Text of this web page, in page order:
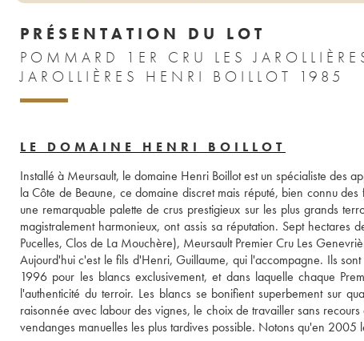
PRÉSENTATION DU LOT
POMMARD 1ER CRU LES
JAROLLIÈRES HENRI BOILLOT 1985
LE DOMAINE HENRI BOILLOT
Installé à Meursault, le domaine Henri Boillot est un spécialiste des
la Côte de Beaune, ce domaine discret mais réputé, bien connu
une remarquable palette de crus prestigieux sur les plus grands
magistralement harmonieux, ont assis sa réputation. Sept hectares
Pucelles, Clos de La Mouchère), Meursault Premier Cru Les
Aujourd'hui c'est le fils d'Henri, Guillaume, qui l'accompagne. Ils
1996 pour les blancs exclusivement, et dans laquelle chaque
l'authenticité du terroir. Les blancs se bonifient superbement sur
raisonnée avec labour des vignes, le choix de travailler sans
vendanges manuelles les plus tardives possible. Notons qu'en